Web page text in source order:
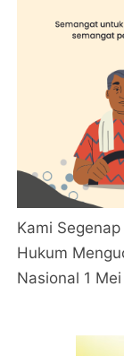
Kami
Hukum
Nasional 1